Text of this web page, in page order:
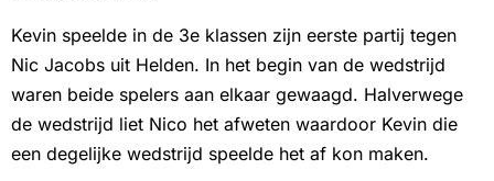
Kevin speelde in de 3e klassen zijn eerste partij tegen
Nic Jacobs uit Helden. In het begin van de wedstrijd
waren beide spelers aan elkaar gewaagd. Halverwege
de wedstrijd liet Nico het afweten waardoor Kevin die
een degelijke wedstrijd speelde het af kon maken.